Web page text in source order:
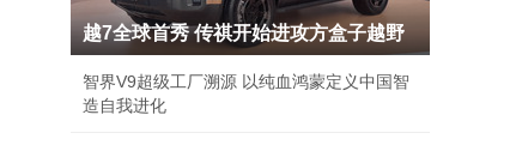
越7全球首秀 传祺开始进攻方盒子越野
智界V9超级工厂溯源 以纯血鸿蒙定义中国智
造自我进化